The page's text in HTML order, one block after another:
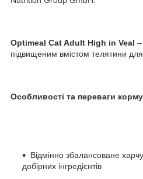
Optimeal Cat Adult High in Veal
підвищеним вмістом телятини
Особливості та переваги корму
Відмінно збалансоване
добірних інгредієнтів